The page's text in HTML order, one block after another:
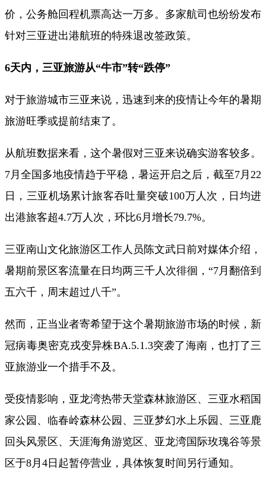
价，公务舱回程机票高达一万多。多家航司也纷纷发布
针对三亚进出港航班的特殊退改签政策。
6天内，三亚旅游从“牛市”转“跌停”
对于旅游城市三亚来说，迅速到来的疫情让今年的暑期
旅游旺季或提前结束了。
从航班数据来看，这个暑假对三亚来说确实游客较多。
7月全国多地疫情趋于平稳，暑运开启之后，截至7月22
日，三亚机场累计旅客吞吐量突破100万人次，日均进
出港旅客超4.7万人次，环比6月增长79.7%。
三亚南山文化旅游区工作人员陈文武日前对媒体介绍，
暑期前景区客流量在日均两三千人次徘徊，“7月翻倍到
五六千，周末超过八千”。
然而，正当业者寄希望于这个暑期旅游市场的时候，新
冠病毒奥密克戎变异株BA.5.1.3突袭了海南，也打了三
亚旅游业一个措手不及。
受疫情影响，亚龙湾热带天堂森林旅游区、三亚水稻国
家公园、临春岭森林公园、三亚梦幻水上乐园、三亚鹿
回头风景区、天涯海角游览区、亚龙湾国际玫瑰谷等景
区于8月4日起暂停营业，具体恢复时间另行通知。